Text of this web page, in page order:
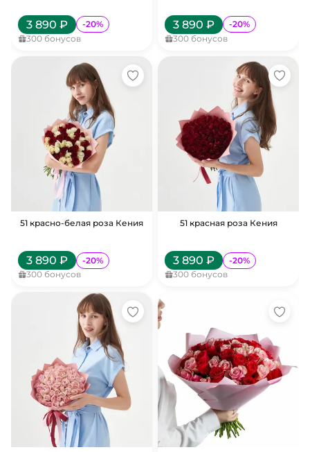
3 890 ₽ -20%
300 бонусов
3 890 ₽ -20%
300 бонусов
51 красно-белая роза Кения
3 890 ₽ -20%
300 бонусов
51 красная роза Кения
3 890 ₽ -20%
300 бонусов